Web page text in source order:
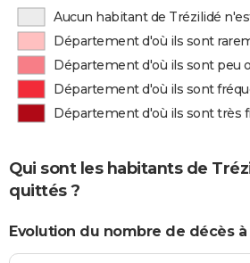
Aucun habitant de Trézilidé
Département d'où ils sont
Département d'où ils sont peu
Département d'où ils sont
Département d'où ils sont très
Qui sont les habitants de
quittés ?
Evolution du nombre de décès